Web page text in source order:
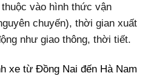
vào hình thức vận
chuyến), thời gian xuất
như giao thông, thời tiết.
xe từ Đồng Nai đến Hà Nam